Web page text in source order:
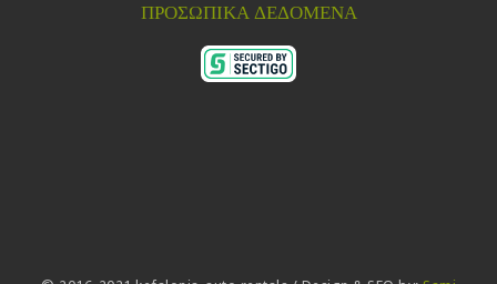
ΠΡΟΣΩΠΙΚΑ ΔΕΔΟΜΕΝΑ